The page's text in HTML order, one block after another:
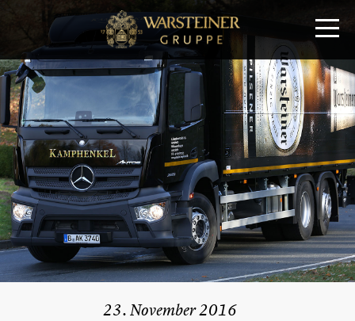
23. November 2016